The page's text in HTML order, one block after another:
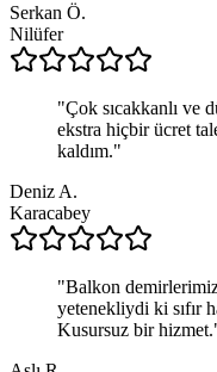
Serkan Ö.
Nilüfer
"Çok sıcakkanlı ve
ekstra hiçbir ücret
kaldım."
Deniz A.
Karacabey
"Balkon
yetenekliydi ki sıfır
Kusursuz bir hizmet.